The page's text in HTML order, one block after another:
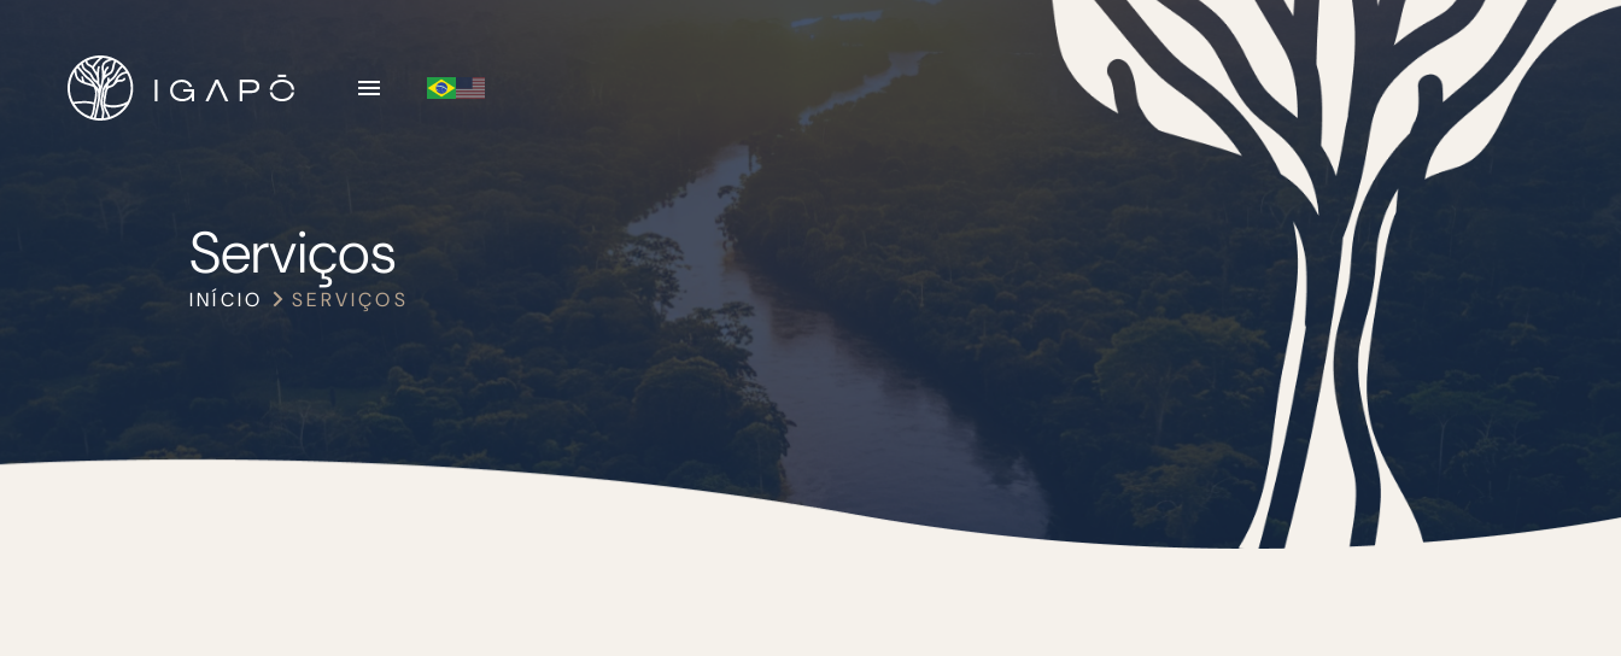
Serviços
INÍCIO SERVIÇOS